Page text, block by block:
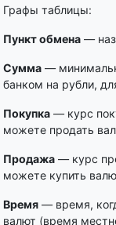
Графы таблицы:
Пункт обмена —
Сумма —
банком на рубли,
Покупка — курс
можете продать
Продажа — курс
можете купить
Время — время,
валют (время